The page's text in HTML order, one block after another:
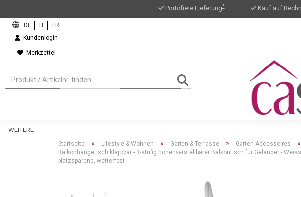
Portofreie Lieferung* Kauf auf
Kundenlogin
Merkzettel
WEITERE
Startseite » Lifestyle & Wohnen » Garten & Terrasse » Garten-Accessoires »
Balkonhängetisch klappbar - 3-stufig höhenverstellbarer Balkontisch für Geländer -
platzsparend, wetterfest